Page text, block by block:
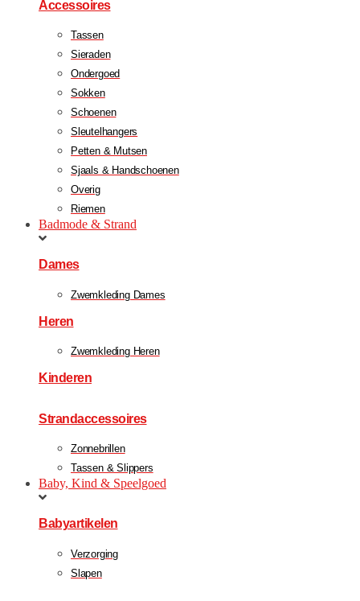
Accessoires
Tassen
Sieraden
Ondergoed
Sokken
Schoenen
Sleutelhangers
Petten & Mutsen
Sjaals & Handschoenen
Overig
Riemen
Badmode & Strand
Dames
Zwemkleding Dames
Heren
Zwemkleding Heren
Kinderen
Strandaccessoires
Zonnebrillen
Tassen & Slippers
Baby, Kind & Speelgoed
Babyartikelen
Verzorging
Slapen